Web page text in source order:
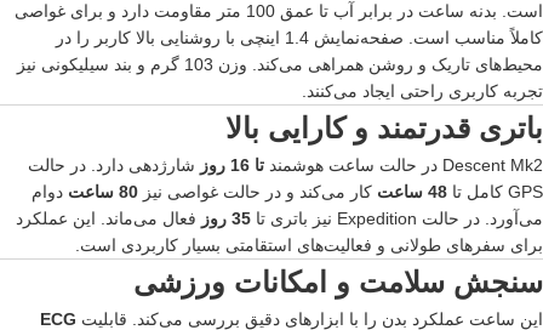
است. بدنه ساعت در برابر آب تا عمق 100 متر مقاومت دارد و برای غواصی
کاملاً مناسب است. صفحه‌نمایش 1.4 اینچی با روشنایی بالا کاربر را در
محیط‌های تاریک و روشن همراهی می‌کند. وزن 103 گرم و بند سیلیکونی نیز
تجربه کاربری راحتی ایجاد می‌کنند.
باتری قدرتمند و کارایی بالا
Descent Mk2 در حالت ساعت هوشمند تا 16 روز
شارژدهی دارد. در حالت
GPS کامل تا
48 ساعت کار می‌کند و در حالت غواصی نیز 80 ساعت
دوام
می‌آورد. در حالت Expedition نیز باتری تا
35 روز
فعال می‌ماند. این عملکرد
برای سفرهای طولانی و فعالیت‌های استقامتی بسیار کاربردی است.
سنجش سلامت و امکانات ورزشی
این ساعت عملکرد بدن را با ابزارهای دقیق بررسی می‌کند. قابلیت ECG